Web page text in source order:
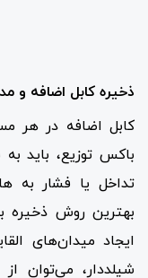
ذخیره کابل اضافه و
کابل اضافه در هر
باکس توزیع، باید
تداخل یا فشار به
بهترین روش
ایجاد میدان‌های
شیلددار، می‌توان